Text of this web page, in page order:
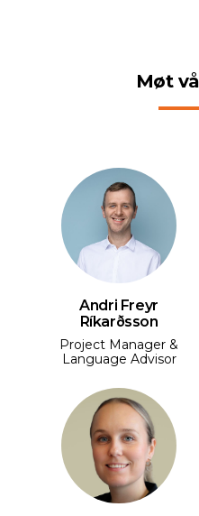
Møt
Andri Freyr
Ríkarðsson
Project Manager &
Language Advisor